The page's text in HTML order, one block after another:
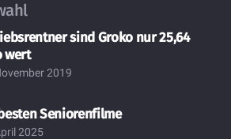
sind Groko nur 25,64
wert
2019
Seniorenfilme
2025